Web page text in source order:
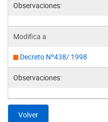
Observaciones:
Modifica a
Decreto Nº438/ 1998
Observaciones:
Volver